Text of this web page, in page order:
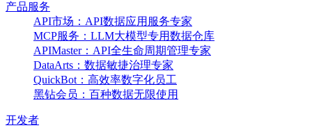
产品服务
API市场：API数据应用服务专家
MCP服务：LLM大模型专用数据仓库
APIMaster：API全生命周期管理专家
DataArts：数据敏捷治理专家
QuickBot：高效率数字化员工
黑钻会员：百种数据无限使用
开发者